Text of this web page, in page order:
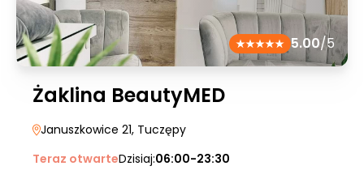
5.00/5
Żaklina BeautyMED
Januszkowice 21, Tuczępy
Teraz otwarteDzisiaj:06:00-23:30